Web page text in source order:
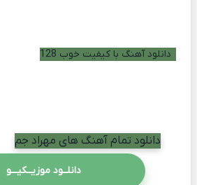
دانلود آهنگ با کیفیت خوب 128
دانلود تمام آهنگ های مهراد جم
دانلــود موزیــکیـــو